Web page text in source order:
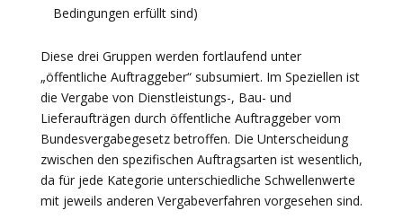
Bedingungen erfüllt sind)
Diese drei Gruppen werden fortlaufend unter
„öffentliche Auftraggeber“ subsumiert. Im Speziellen ist
die Vergabe von Dienstleistungs-, Bau- und
Lieferaufträgen durch öffentliche Auftraggeber vom
Bundesvergabegesetz betroffen. Die Unterscheidung
zwischen den spezifischen Auftragsarten ist wesentlich,
da für jede Kategorie unterschiedliche Schwellenwerte
mit jeweils anderen Vergabeverfahren vorgesehen sind.